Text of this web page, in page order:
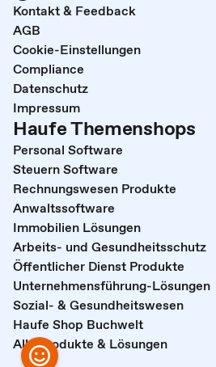
Kontakt & Feedback
AGB
Cookie-Einstellungen
Compliance
Datenschutz
Impressum
Haufe Themenshops
Personal Software
Steuern Software
Rechnungswesen Produkte
Anwaltssoftware
Immobilien Lösungen
Arbeits- und Gesundheitsschutz
Öffentlicher Dienst Produkte
Unternehmensführung-Lösungen
Sozial- & Gesundheitswesen
Haufe Shop Buchwelt
Alle Produkte & Lösungen